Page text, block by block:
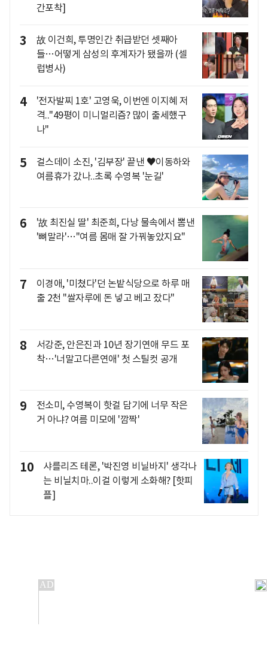
간포착]
3
故 이건희, 투명인간 취급받던 셋째아
들…어떻게 삼성의 후계자가 됐을까 (셀
럽병사)
4
'전자발찌 1호' 고영욱, 이번엔 이지혜 저
격.."49평이 미니멀리즘? 많이 출세했구
나"
5
걸스데이 소진, '김부장' 끝낸 ♥이동하와
여름휴가 갔나..초록 수영복 '눈길'
6
'故 최진실 딸' 최준희, 다낭 물속에서 뽐낸
'뼈말라'…"여름 몸매 잘 가꿔놓았지요"
7
이경애, '미쳤다'던 논밭식당으로 하루 매
출 2천 "쌀자루에 돈 넣고 베고 잤다"
8
서강준, 안은진과 10년 장기연애 무드 포
착…'너말고다른연애' 첫 스틸컷 공개
9
전소미, 수영복이 핫걸 담기에 너무 작은
거 아냐? 여름 미모에 '깜짝'
10
샤를리즈 테론, '박진영 비닐바지' 생각나
는 비닐치마..이걸 이렇게 소화해? [핫피
플]